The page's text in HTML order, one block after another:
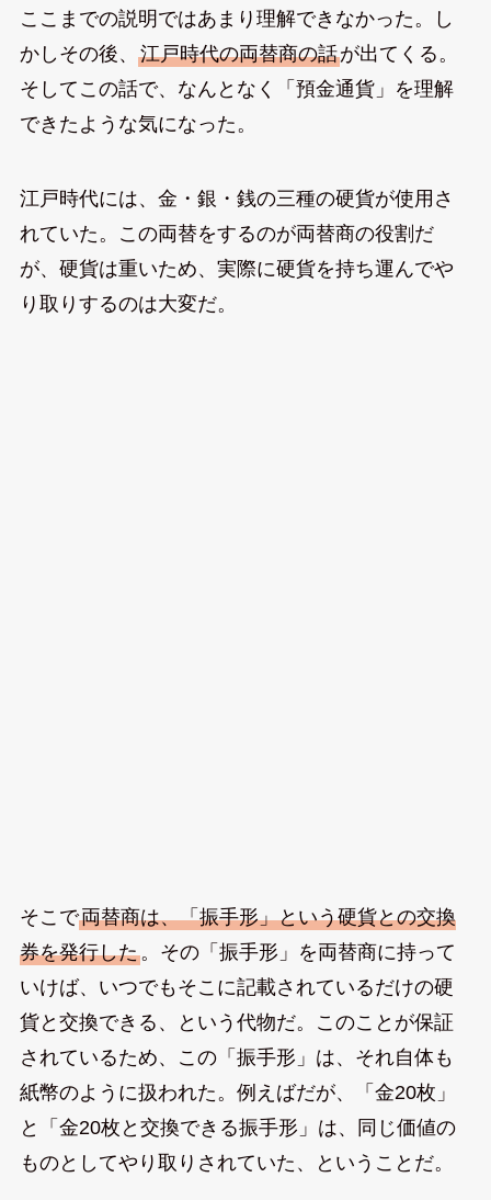
ここまでの説明ではあまり理解できなかった。し
かしその後、 江戸時代の両替商の話が出てくる。
そしてこの話で、なんとなく「預金通貨」を理解
できたような気になった。
江戸時代には、金・銀・銭の三種の硬貨が使用さ
れていた。この両替をするのが両替商の役割だ
が、硬貨は重いため、実際に硬貨を持ち運んでや
り取りするのは大変だ。
そこで両替商は、「振手形」という硬貨との交換
券を発行した。その「振手形」を両替商に持って
いけば、いつでもそこに記載されているだけの硬
貨と交換できる、という代物だ。このことが保証
されているため、この「振手形」は、それ自体も
紙幣のように扱われた。例えばだが、「金20枚」
と「金20枚と交換できる振手形」は、同じ価値の
ものとしてやり取りされていた、ということだ。